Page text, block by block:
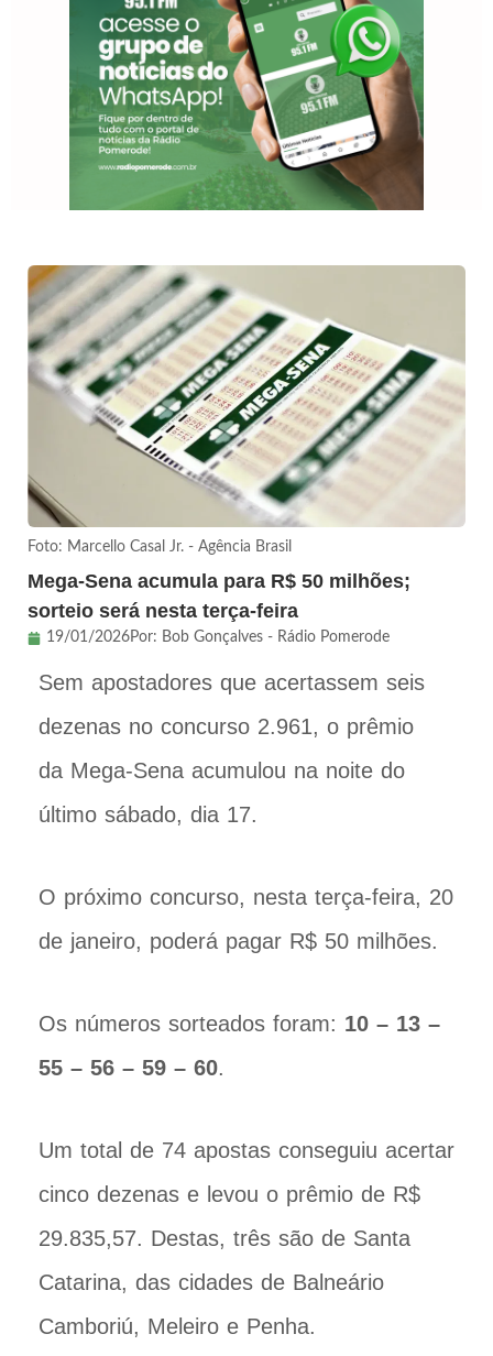
Foto: Marcello Casal Jr. - Agência Brasil
Mega-Sena acumula para R$ 50 milhões;
sorteio será nesta terça-feira
19/01/2026Por: Bob Gonçalves - Rádio Pomerode
Sem apostadores que acertassem seis
dezenas no concurso 2.961, o prêmio
da Mega-Sena acumulou na noite do
último sábado, dia 17.
O próximo concurso, nesta terça-feira, 20
de janeiro, poderá pagar R$ 50 milhões.
Os números sorteados foram: 10 – 13 –
55 – 56 – 59 – 60.
Um total de 74 apostas conseguiu acertar
cinco dezenas e levou o prêmio de R$
29.835,57. Destas, três são de Santa
Catarina, das cidades de Balneário
Camboriú, Meleiro e Penha.